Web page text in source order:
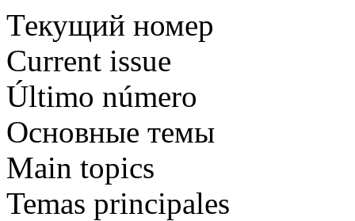
Текущий номер
Current issue
Último número
Основные темы
Main topics
Temas principales